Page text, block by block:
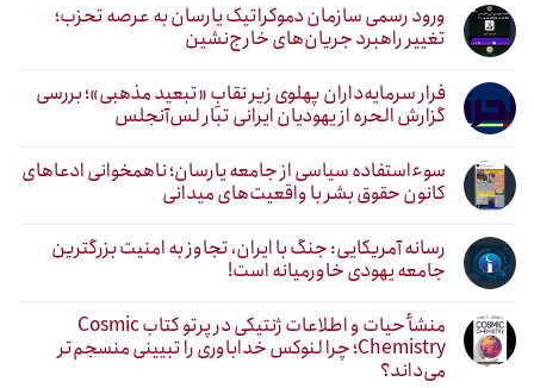
ورود رسمی سازمان دموکراتیک یارسان به عرصه تحزب؛
تغییر راهبرد جریان‌های خارج‌نشین
فرار سرمایه‌داران پهلوی زیر نقابِ «تبعید مذهبی»؛ بررسی
گزارش الحره از یهودیان ایرانی تبار لس‌آنجلس
سوءاستفاده سیاسی از جامعه یارسان؛ ناهمخوانی ادعاهای
کانون حقوق بشر با واقعیت‌های میدانی
رسانه آمریکایی: جنگ با ایران، تجاوز به امنیت بزرگترین
جامعه یهودی خاورمیانه است!
منشأ حیات و اطلاعات ژنتیکی در پرتو کتاب Cosmic
Chemistry؛ چرا لنوکس خداباوری را تبیینی منسجم‌تر
می‌داند؟